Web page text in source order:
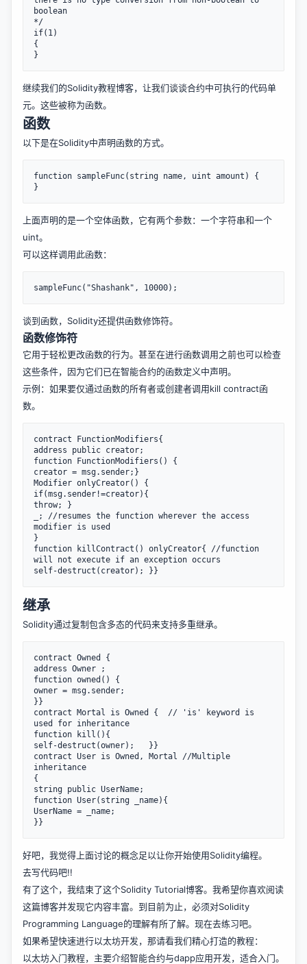
boolean
*/
if(1)
{
继续我们的Solidity教程博客，让我们谈谈合约中可执行的代码单
元。这些被称为函数。
函数
以下是在Solidity中声明函数的方式。
function sampleFunc(string name, uint amount) {
上面声明的是一个空体函数，它有两个参数：一个字符串和一个
uint。
可以这样调用此函数：
谈到函数，Solidity还提供函数修饰符。
函数修饰符
它用于轻松更改函数的行为。甚至在进行函数调用之前也可以检查
这些条件，因为它们已在智能合约的函数定义中声明。
示例：如果要仅通过函数的所有者或创建者调用kill contract函
数。
contract FunctionModifiers{
address public creator;
function FunctionModifiers() {
creator = msg.sender;}
Modifier onlyCreator() {
if(msg.sender!=creator){
throw; }
_; //resumes the function wherever the access
modifier is used
}
function killContract() onlyCreator{ //function
will not execute if an exception occurs
继承
Solidity通过复制包含多态的代码来支持多重继承。
contract Owned {
address Owner ;
function owned() {
owner = msg.sender;
}}
contract Mortal is Owned {  // 'is' keyword is
used for inheritance
function kill(){
self-destruct(owner);   }}
contract User is Owned, Mortal //Multiple
inheritance
{
string public UserName;
function User(string _name){
UserName = _name;
好吧，我觉得上面讨论的概念足以让你开始使用Solidity编程。
去写代码吧!!
有了这个，我结束了这个Solidity Tutorial博客。我希望你喜欢阅读
这篇博客并发现它内容丰富。到目前为止，必须对Solidity
Programming Language的理解有所了解。现在去练习吧。
如果希望快速进行以太坊开发，那请看我们精心打造的教程：
以太坊入门教程，主要介绍智能合约与dapp应用开发，适合入门。